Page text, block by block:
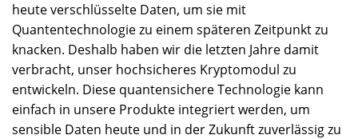
heute verschlüsselte Daten, um sie mit
Quantentechnologie zu einem späteren Zeitpunkt zu
knacken. Deshalb haben wir die letzten Jahre damit
verbracht, unser hochsicheres Kryptomodul zu
entwickeln. Diese quantensichere Technologie kann
einfach in unsere Produkte integriert werden, um
sensible Daten heute und in der Zukunft zuverlässig zu